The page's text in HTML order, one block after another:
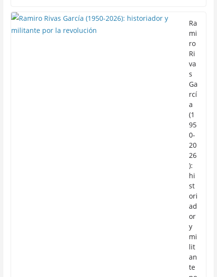
Ra
mi
ro
Ri
va
s
Ga
rcí
a
(1
95
0-
20
26
):
hi
st
ori
ad
or
y
mi
lit
an
te